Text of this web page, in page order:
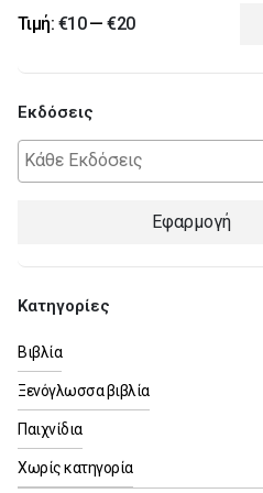
Ελάχιστη
τιμή
Μέγιστη
τιμή
Τιμή: €10—€20
Εκδόσεις
Εφαρμογή
Κατηγορίες
Βιβλία
Ξενόγλωσσα βιβλία
Παιχνίδια
Χωρίς κατηγορία